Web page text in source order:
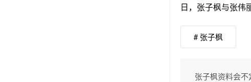
日，张子枫与张伟
# 张子枫
张子枫资料会